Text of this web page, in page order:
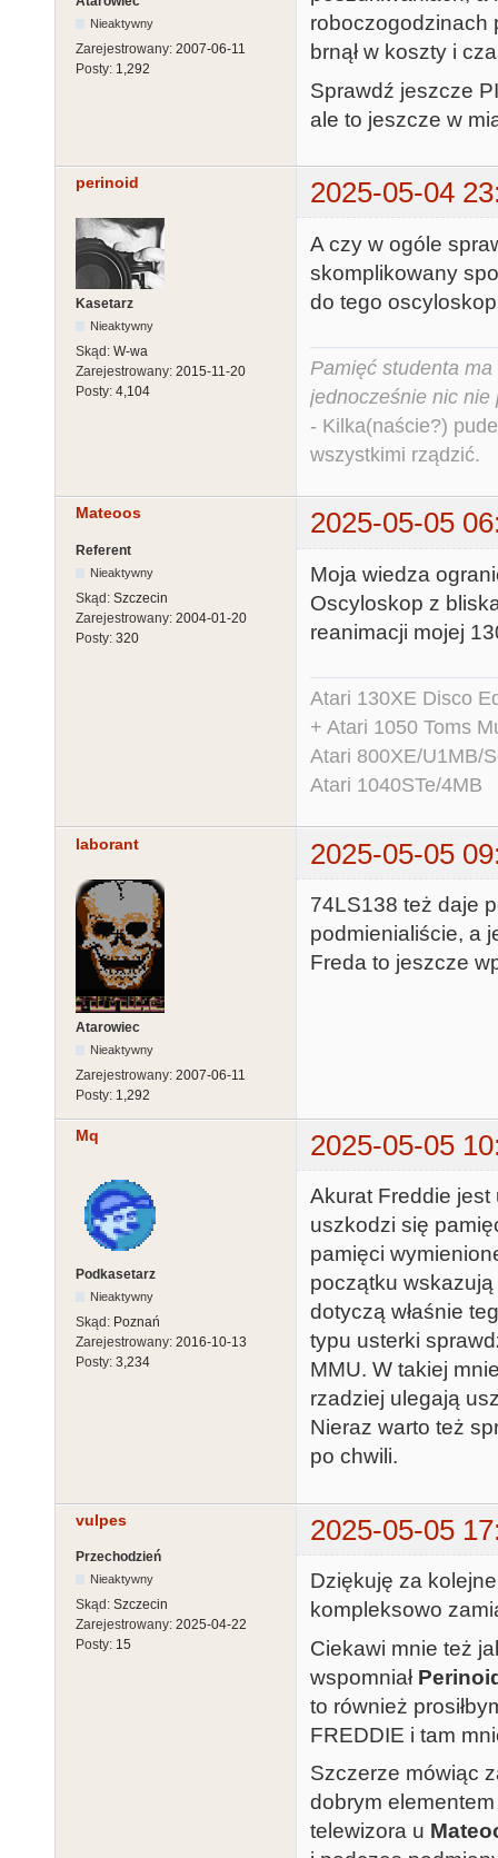
Nieaktywny
Zarejestrowany: 2007-06-11
Posty: 1,292
roboczogodzinach
brnął w koszty i
Sprawdź jeszcze
ale to jeszcze w
perinoid 2025-05-04
Kasetarz
Nieaktywny
Skąd: W-wa
Zarejestrowany: 2015-11-20
Posty: 4,104
A czy w ogóle
skomplikowany
do tego
Pamięć studenta
jednocześnie nic nie
- Kilka(naście?)
wszystkimi rządzić.
Mateoos 2025-05-05
Referent
Nieaktywny
Skąd: Szczecin
Zarejestrowany: 2004-01-20
Posty: 320
Moja wiedza
Oscyloskop z
reanimacji mojej
Atari 130XE Disco
+ Atari 1050 Toms
Atari 800XE/U1MB/
Atari 1040STe/4MB
laborant 2025-05-05
Atarowiec
Nieaktywny
Zarejestrowany: 2007-06-11
Posty: 1,292
74LS138 też daje
podmienialiście, a
Freda to jeszcze
Mq 2025-05-05
Podkasetarz
Nieaktywny
Skąd: Poznań
Zarejestrowany: 2016-10-13
Posty: 3,234
Akurat Freddie jest
uszkodzi się
pamięci
początku
dotyczą właśnie
typu usterki
MMU. W takiej
rzadziej ulegają
Nieraz warto też
po chwili.
vulpes 2025-05-05
Przechodzień
Nieaktywny
Skąd: Szczecin
Zarejestrowany: 2025-04-22
Posty: 15
Dziękuję za
kompleksowo
Ciekawi mnie też
wspomniał
to również
FREDDIE i tam
Szczerze mówiąc
dobrym
telewizora u